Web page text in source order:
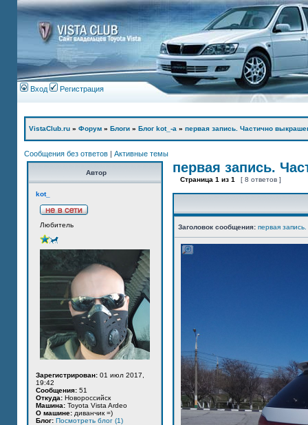
Вход Регистрация
VistaClub.ru » Форум » Блоги » Блог kot_-а » первая запись. Частично
Сообщения без ответов | Активные темы
Автор
kot_
Любитель
Зарегистрирован: 01 июл 2017,
19:42
Сообщения: 51
Откуда: Новороссийск
Машина: Toyota Vista Ardeo
О машине: диванчик =)
Блог: Посмотреть блог (1)
первая запись.
Страница 1 из 1 [ 8 ответов ]
Заголовок сообщения: первая